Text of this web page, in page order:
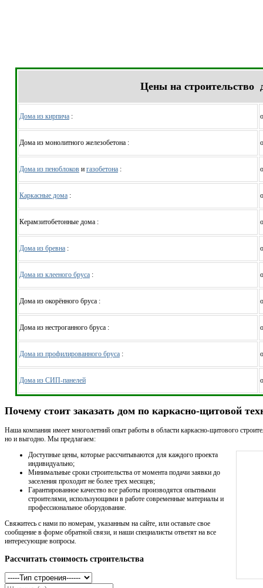
Цены на строительство
Дома из кирпича :
Дома из монолитного железобетона :
Дома из пеноблоков и газобетона :
Каркасные дома :
Керамзитобетонные дома :
Дома из бревна :
Дома из клееного бруса :
Дома из окорённого бруса :
Дома из нестроганного бруса :
Дома из профилированного бруса :
Дома из СИП-панелей
Почему стоит заказать дом по каркасно-щитовой
Наша компания имеет многолетний опыт работы в области каркасно-щитового
но и выгодно. Мы предлагаем:
Доступные цены, которые рассчитываются для каждого проекта
индивидуально;
Минимальные сроки строительства от момента подачи заявки до
заселения проходит не более трех месяцев;
Гарантированное качество все работы производятся опытными
строителями, использующими в работе современные материалы и
профессиональное оборудование.
Свяжитесь с нами по номерам, указанным на сайте, или оставьте свое
сообщение в форме обратной связи, и наши специалисты ответят на все
интересующие вопросы.
Рассчитать стоимость строительства